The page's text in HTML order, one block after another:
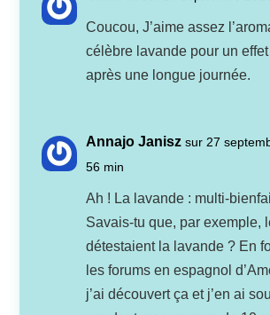
Coucou, J’aime assez
célèbre lavande pour un
après une longue journée.
Annajo Janisz sur 27
56 min
Ah ! La lavande : multi-
Savais-tu que, par exemple,
détestaient la lavande ? En
les forums en espagnol
j’ai découvert ça et j’en ai